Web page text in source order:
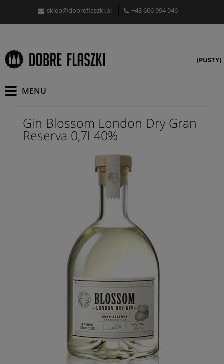
sklep@dobreflaszki.pl +48 606 994 946
(PUSTY)
Gin Blossom London Dry Gran
Reserva 0,7l 40%